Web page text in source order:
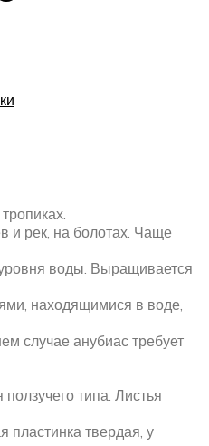
и рек, на болотах. Чаще
воды. Выращивается
находящимися в воде,
случае анубиас требует
типа. Листья
пластинка твердая, у